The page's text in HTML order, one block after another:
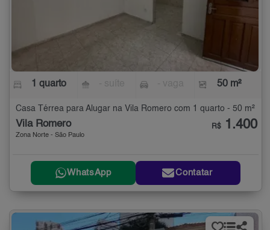
1 quarto 50 m²
Casa Térrea para Alugar na Vila Romero com 1 quarto - 50 m²
Vila Romero
Zona Norte - São Paulo
R$ 1.400
WhatsApp Contatar